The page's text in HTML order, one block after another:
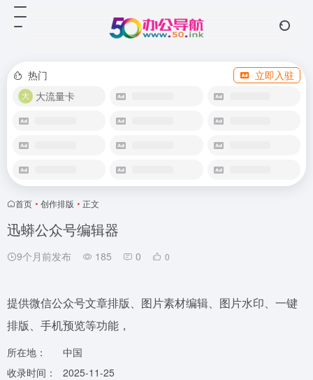
热门
立即入驻
大流量卡
首页 • 创作排版 • 正文
迅蟒公众号编辑器
9个月前发布 185 0 0
提供微信公众号文章排版、图片素材编辑、图片水印、一键
排版、手机预览等功能，
所在地：
中国
收录时间：
2025-11-25